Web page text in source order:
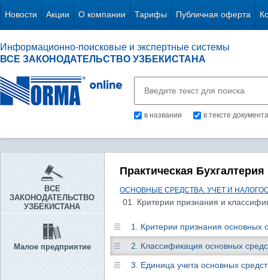
Новости Акции О компании Тарифы Публичная оферта
Информационно-поисковые и экспертные системы
ВСЕ ЗАКОНОДАТЕЛЬСТВО УЗБЕКИСТАНА
в названии в тексте документа
ВСЕ
ЗАКОНОДАТЕЛЬСТВО
УЗБЕКИСТАНА
Малое предприятие
Практическая Бухгалтерия
ОСНОВНЫЕ СРЕДСТВА. УЧЕТ И
01. Критерии признания и
1. Критерии признания основных
2. Классификация основных
3. Единица учета основных